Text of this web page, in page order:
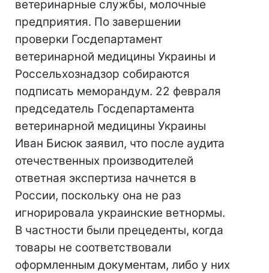
ветеринарные службы, молочные
предприятия. По завершении
проверки Госдепартамент
ветеринарной медицины Украины и
Россельхознадзор собираются
подписать меморандум. 22 февраля
председатель Госдепартамента
ветеринарной медицины Украины
Иван Бисюк заявил, что после аудита
отечественных производителей
ответная экспертиза начнется в
России, поскольку она не раз
игнорировала украинские ветнормы.
В частности были прецеденты, когда
товары не соответствовали
оформленным документам, либо у них